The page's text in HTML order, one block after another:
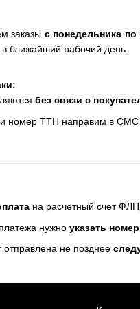
заказы с понедельника по
ближайший рабочий день.
без связи с
номер ТТН направим в СМС
на расчетный счет
нужноуказать номер
не позднее